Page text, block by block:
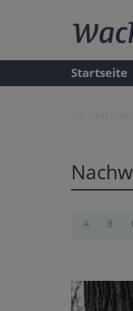
Startseite
A B